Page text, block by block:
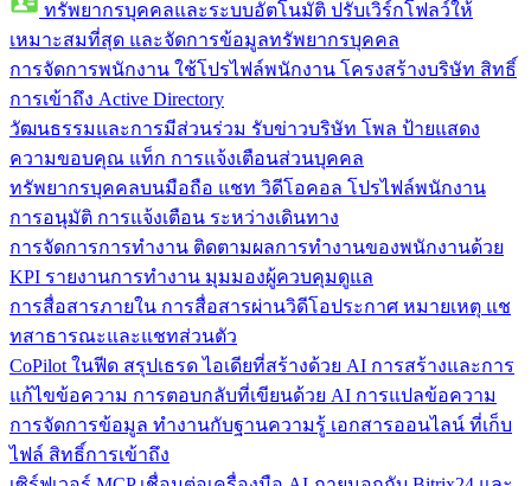
ทรัพยากรบุคคลและระบบอัตโนมัติ ปรับเวิร์กโฟลว์ให้
เหมาะสมที่สุด และจัดการข้อมูลทรัพยากรบุคคล
การจัดการพนักงาน ใช้โปรไฟล์พนักงาน โครงสร้างบริษัท สิทธิ์
การเข้าถึง Active Directory
วัฒนธรรมและการมีส่วนร่วม รับข่าวบริษัท โพล ป้ายแสดง
ความขอบคุณ แท็ก การแจ้งเตือนส่วนบุคคล
ทรัพยากรบุคคลบนมือถือ แชท วิดีโอคอล โปรไฟล์พนักงาน
การอนุมัติ การแจ้งเตือน ระหว่างเดินทาง
การจัดการการทำงาน ติดตามผลการทำงานของพนักงานด้วย
KPI รายงานการทำงาน มุมมองผู้ควบคุมดูแล
การสื่อสารภายใน การสื่อสารผ่านวิดีโอประกาศ หมายเหตุ แช
ทสาธารณะและแชทส่วนตัว
CoPilot ในฟีด สรุปเธรด ไอเดียที่สร้างด้วย AI การสร้างและการ
แก้ไขข้อความ การตอบกลับที่เขียนด้วย AI การแปลข้อความ
การจัดการข้อมูล ทำงานกับฐานความรู้ เอกสารออนไลน์ ที่เก็บ
ไฟล์ สิทธิ์การเข้าถึง